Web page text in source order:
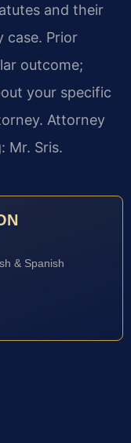
and their
case. Prior
outcome;
your specific
Attorney
Mr. Sris.
& Spanish